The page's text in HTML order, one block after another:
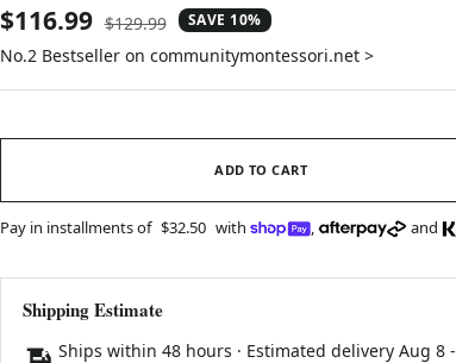
Sale
price
$116.99 Regular
price
$129.99 SAVE 10%
No.2 Bestseller on communitymontessori.net >
ADD TO CART
Pay in installments of $32.50 with , and
Shipping Estimate
Ships within 48 hours · Estimated delivery Aug 8-